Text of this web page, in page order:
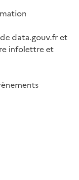
data.gouv.fr et
infolettre et